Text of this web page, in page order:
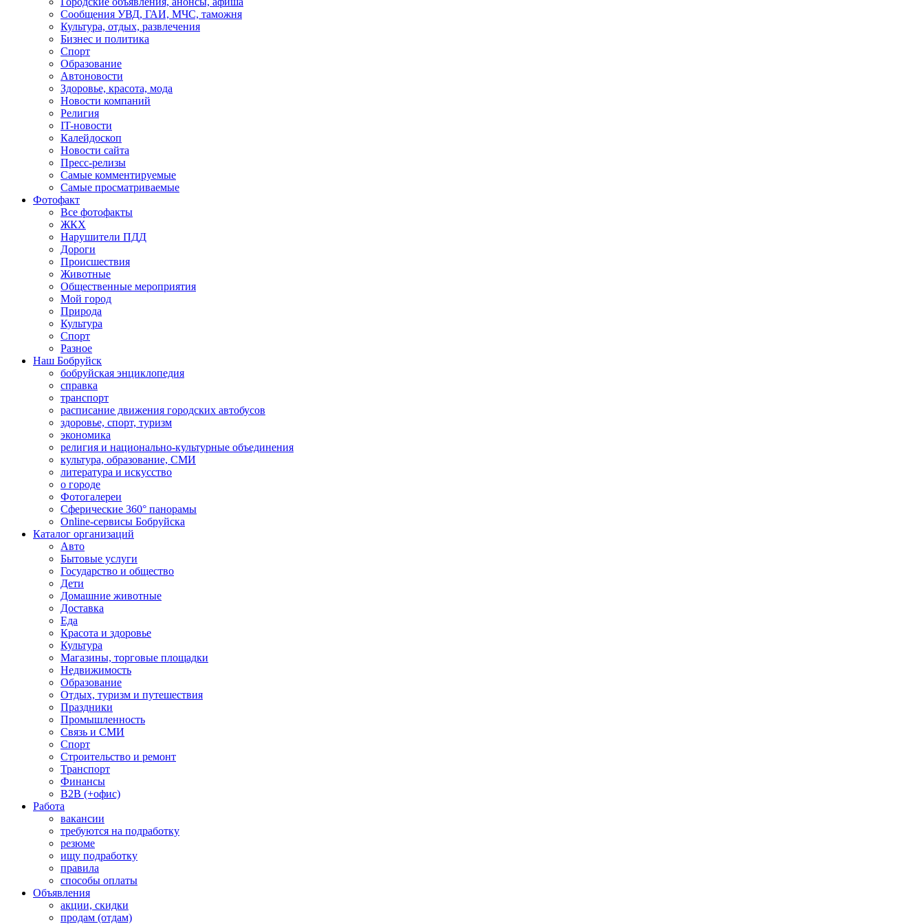
Сообщения УВД, ГАИ, МЧС, таможня
Культура, отдых, развлечения
Бизнес и политика
Спорт
Образование
Автоновости
Здоровье, красота, мода
Новости компаний
Религия
IT-новости
Калейдоскоп
Новости сайта
Пресс-релизы
Самые комментируемые
Самые просматриваемые
Фотофакт
Все фотофакты
ЖКХ
Нарушители ПДД
Дороги
Происшествия
Животные
Общественные мероприятия
Мой город
Природа
Культура
Спорт
Разное
Наш Бобруйск
бобруйская энциклопедия
справка
транспорт
расписание движения городских автобусов
здоровье, спорт, туризм
экономика
религия и национально-культурные объединения
культура, образование, СМИ
литература и искусство
о городе
Фотогалереи
Сферические 360° панорамы
Online-сервисы Бобруйска
Каталог организаций
Авто
Бытовые услуги
Государство и общество
Дети
Домашние животные
Доставка
Еда
Красота и здоровье
Культура
Магазины, торговые площадки
Недвижимость
Образование
Отдых, туризм и путешествия
Праздники
Промышленность
Связь и СМИ
Спорт
Строительство и ремонт
Транспорт
Финансы
B2B (+офис)
Работа
вакансии
требуются на подработку
резюме
ищу подработку
правила
способы оплаты
Объявления
акции, скидки
продам (отдам)